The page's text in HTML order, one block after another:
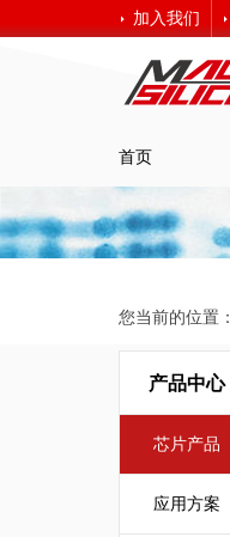
加入我们
宏晶科技
首页
您当前的位置：
产品中心
芯片产品
应用方案